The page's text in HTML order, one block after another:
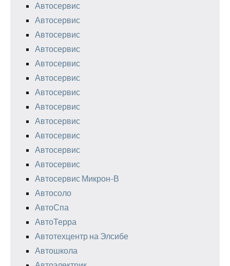
Автосервис
Автосервис
Автосервис
Автосервис
Автосервис
Автосервис
Автосервис
Автосервис
Автосервис
Автосервис
Автосервис
Автосервис
Автосервис Микрон-В
Автосоло
АвтоСпа
АвтоТерра
Автотехцентр на Элсибе
Автошкола